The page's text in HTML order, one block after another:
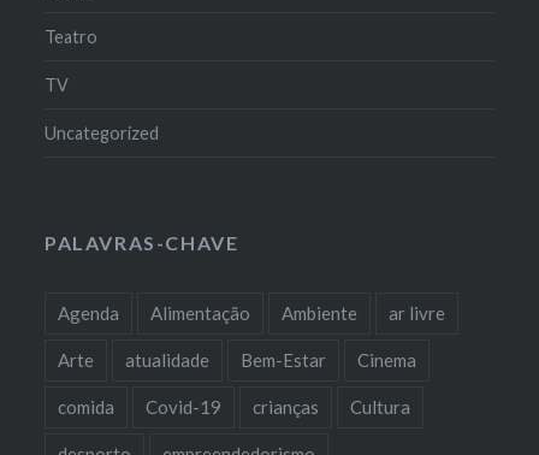
Teatro
TV
Uncategorized
PALAVRAS-CHAVE
Agenda Alimentação Ambiente ar livre
Arte atualidade Bem-Estar Cinema
comida Covid-19 crianças Cultura